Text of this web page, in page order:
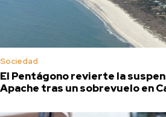
Sociedad
El Pentágono revierte la
Apache tras un sobrevuelo en